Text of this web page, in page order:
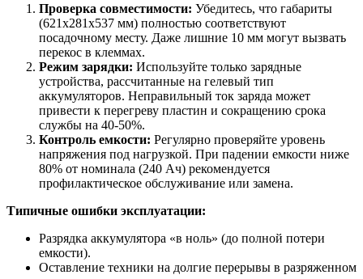
Проверка совместимости: Убедитесь, что габариты
(621x281x537 мм) полностью соответствуют
посадочному месту. Даже лишние 10 мм могут вызвать
перекос в клеммах.
Режим зарядки: Используйте только зарядные
устройства, рассчитанные на гелевый тип
аккумуляторов. Неправильный ток заряда может
привести к перегреву пластин и сокращению срока
службы на 40-50%.
Контроль емкости: Регулярно проверяйте уровень
напряжения под нагрузкой. При падении емкости ниже
80% от номинала (240 Ач) рекомендуется
профилактическое обслуживание или замена.
Типичные ошибки эксплуатации:
Разрядка аккумулятора «в ноль» (до полной потери
емкости).
Оставление техники на долгие перерывы в разряженном